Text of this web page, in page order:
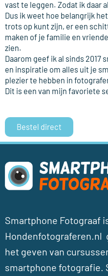
vast te leggen. Zodat ik daar
Dus ik weet hoe belangrijk
trots op kunt zijn, er een
maken of je familie en
zien.
Daarom geef ik al sinds
en inspiratie om alles uit je
plezier te hebben in
Dit is een van mijn favoriete
Bestel direct
Smartphone Fotograaf
Hondenfotograferen.nl
het geven van
smartphone fotografie.